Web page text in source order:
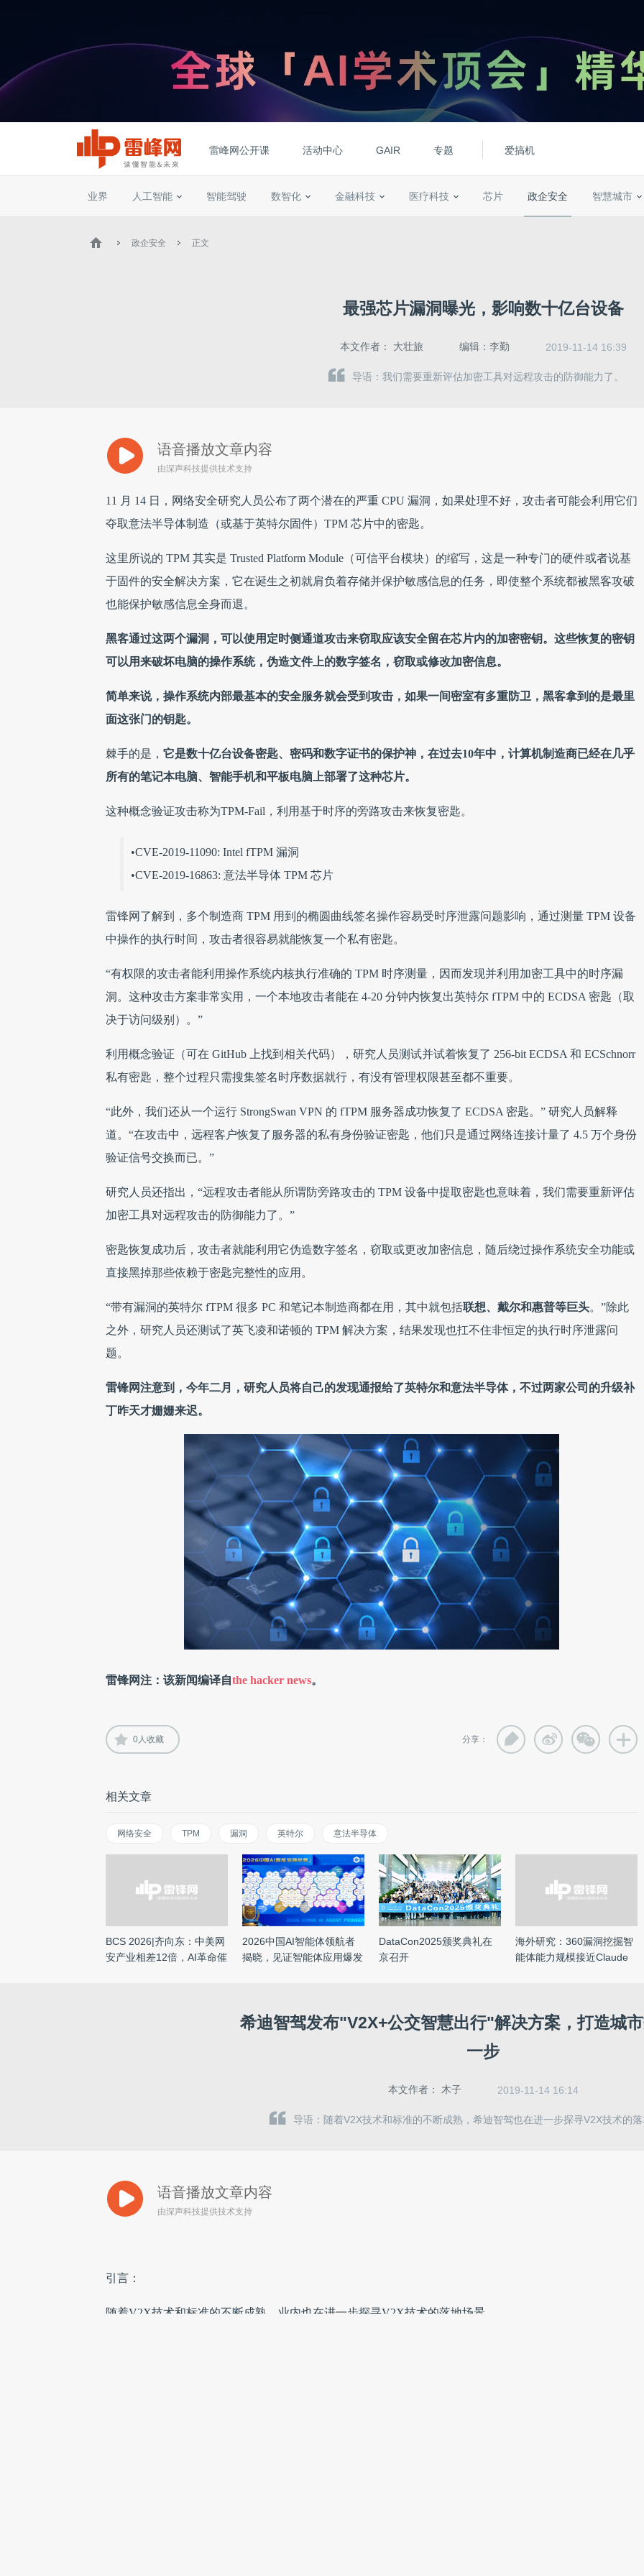
雷峰网公开课 活动中心 GAIR 专题 爱搞机
业界 人工智能 智能驾驶 数智化 金融科技 医疗科技 芯片 政企安全 智慧城市
政企安全 正文
最强芯片漏洞曝光，影响数十亿台设备
本文作者： 大壮旅 编辑： 李勤 2019-11-14 16:39
导语：我们需要重新评估加密工具对远程攻击的防御能力了。
语音播放文章内容
由深声科技提供技术支持
11 月 14 日，网络安全研究人员公布了两个潜在的严重 CPU 漏洞，如果处理不好，攻击者可能会利用它们
夺取意法半导体制造（或基于英特尔固件）TPM 芯片中的密匙。
这里所说的 TPM 其实是 Trusted Platform Module（可信平台模块）的缩写，这是一种专门的硬件或者说基
于固件的安全解决方案，它在诞生之初就肩负着存储并保护敏感信息的任务，即使整个系统都被黑客攻破
也能保护敏感信息全身而退。
黑客通过这两个漏洞，可以使用定时侧通道攻击来窃取应该安全留在芯片内的加密密钥。这些恢复的密钥
可以用来破坏电脑的操作系统，伪造文件上的数字签名，窃取或修改加密信息。
简单来说，操作系统内部最基本的安全服务就会受到攻击，如果一间密室有多重防卫，黑客拿到的是最里
面这张门的钥匙。
棘手的是， 它是数十亿台设备密匙、密码和数字证书的保护神，在过去10年中，计算机制造商已经在几乎
所有的笔记本电脑、智能手机和平板电脑上部署了这种芯片。
这种概念验证攻击称为TPM-Fail，利用基于时序的旁路攻击来恢复密匙。
•CVE-2019-11090: Intel fTPM 漏洞
•CVE-2019-16863: 意法半导体 TPM 芯片
雷锋网了解到，多个制造商 TPM 用到的椭圆曲线签名操作容易受时序泄露问题影响，通过测量 TPM 设备
中操作的执行时间，攻击者很容易就能恢复一个私有密匙。
“有权限的攻击者能利用操作系统内核执行准确的 TPM 时序测量，因而发现并利用加密工具中的时序漏
洞。这种攻击方案非常实用，一个本地攻击者能在 4-20 分钟内恢复出英特尔 fTPM 中的 ECDSA 密匙（取
决于访问级别）。”
利用概念验证（可在 GitHub 上找到相关代码），研究人员测试并试着恢复了 256-bit ECDSA 和 ECSchnorr
私有密匙，整个过程只需搜集签名时序数据就行，有没有管理权限甚至都不重要。
“此外，我们还从一个运行 StrongSwan VPN 的 fTPM 服务器成功恢复了 ECDSA 密匙。” 研究人员解释
道。“在攻击中，远程客户恢复了服务器的私有身份验证密匙，他们只是通过网络连接计量了 4.5 万个身份
验证信号交换而已。”
研究人员还指出，“远程攻击者能从所谓防旁路攻击的 TPM 设备中提取密匙也意味着，我们需要重新评估
加密工具对远程攻击的防御能力了。”
密匙恢复成功后，攻击者就能利用它伪造数字签名，窃取或更改加密信息，随后绕过操作系统安全功能或
直接黑掉那些依赖于密匙完整性的应用。
“带有漏洞的英特尔 fTPM 很多 PC 和笔记本制造商都在用，其中就包括联想、戴尔和惠普等巨头。”除此
之外，研究人员还测试了英飞凌和诺顿的 TPM 解决方案，结果发现也扛不住非恒定的执行时序泄露问
题。
雷锋网注意到，今年二月，研究人员将自己的发现通报给了英特尔和意法半导体，不过两家公司的升级补
丁昨天才姗姗来迟。
雷锋网注：该新闻编译自the hacker news。
0人收藏 分享：
相关文章
网络安全 TPM 漏洞 英特尔 意法半导体
BCS 2026|齐向东：中美网
安产业相差12倍，AI革命催
2026中国AI智能体领航者
揭晓，见证智能体应用爆发
DataCon2025颁奖典礼在
京召开
海外研究：360漏洞挖掘智
能体能力规模接近Claude
希迪智驾发布"V2X+公交智慧出行"解决方案，打造城
一步
本文作者： 木子 2019-11-14 16:14
导语：随着V2X技术和标准的不断成熟，希迪智驾也在进一步探寻V2X技术的
语音播放文章内容
由深声科技提供技术支持